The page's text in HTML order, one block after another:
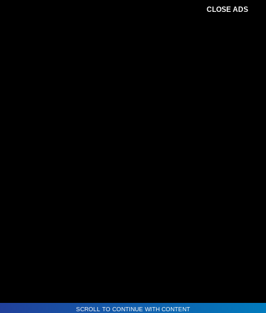
CLOSE ADS
SCROLL TO CONTINUE WITH CONTENT